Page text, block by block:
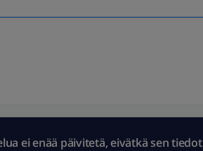
ei enää päivitetä, eivätkä sen tiedot